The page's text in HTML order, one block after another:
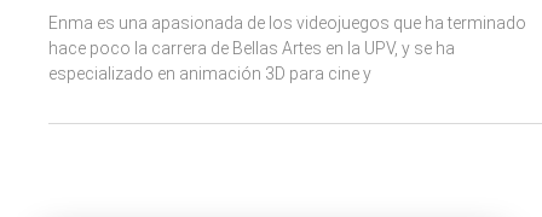
Enma es una apasionada de los videojuegos que ha terminado
hace poco la carrera de Bellas Artes en la UPV, y se ha
especializado en animación 3D para cine y